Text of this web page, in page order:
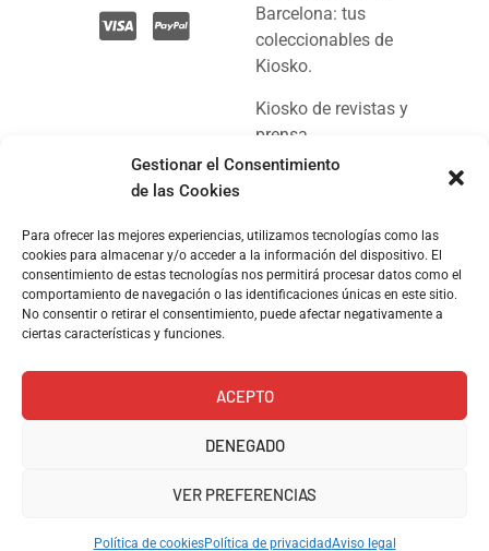
Gestionar el Consentimiento
de las Cookies
Para ofrecer las mejores experiencias, utilizamos tecnologías como las
cookies para almacenar y/o acceder a la información del dispositivo. El
consentimiento de estas tecnologías nos permitirá procesar datos como el
comportamiento de navegación o las identificaciones únicas en este sitio.
No consentir o retirar el consentimiento, puede afectar negativamente a
ciertas características y funciones.
ACEPTO
DENEGADO
VER PREFERENCIAS
Política de cookiesPolítica de privacidadAviso legal
Barcelona: tus
coleccionables de
Kiosko.
Kiosko de revistas y
prensa.
© Copyright 2024, Kioskoh!